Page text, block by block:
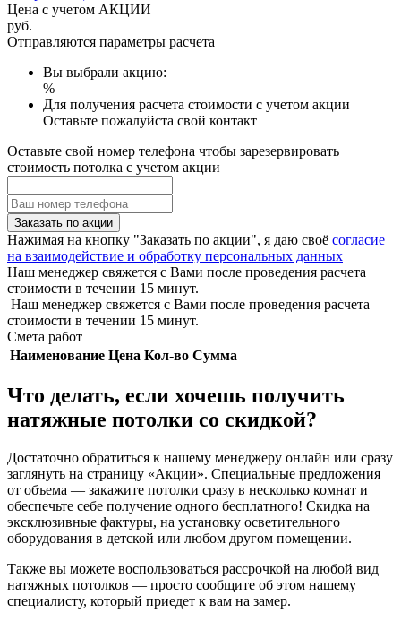
Цена с учетом АКЦИИ
руб.
Отправляются параметры расчета
Вы выбрали акцию:
%
Для получения расчета стоимости с учетом акции
Оставьте пожалуйста свой контакт
Оставьте свой номер телефона чтобы зарезервировать
стоимость потолка с учетом акции
Заказать по акции
Нажимая на кнопку "Заказать по акции", я даю своё согласие
на взаимодействие и обработку персональных данных
Наш менеджер свяжется с Вами после проведения расчета
стоимости в течении 15 минут.
Наш менеджер свяжется с Вами после проведения расчета
стоимости в течении 15 минут.
Смета работ
Наименование Цена Кол-во Сумма
Что делать, если хочешь получить
натяжные потолки со скидкой?
Достаточно обратиться к нашему менеджеру онлайн или сразу
заглянуть на страницу «Акции». Специальные предложения
от объема — закажите потолки сразу в несколько комнат и
обеспечьте себе получение одного бесплатного! Скидка на
эксклюзивные фактуры, на установку осветительного
оборудования в детской или любом другом помещении.
Также вы можете воспользоваться рассрочкой на любой вид
натяжных потолков — просто сообщите об этом нашему
специалисту, который приедет к вам на замер.